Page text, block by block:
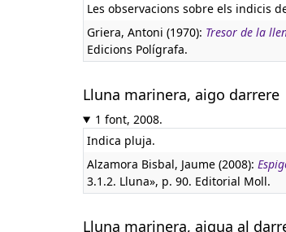
Les observacions sobre els indicis
Griera, Antoni (1970): Tresor de la
Edicions Polígrafa.
Lluna marinera, aigo darrere
1 font, 2008.
Indica pluja.
Alzamora Bisbal, Jaume (2008):
3.1.2. Lluna», p. 90. Editorial Moll.
Lluna marinera, aigua al